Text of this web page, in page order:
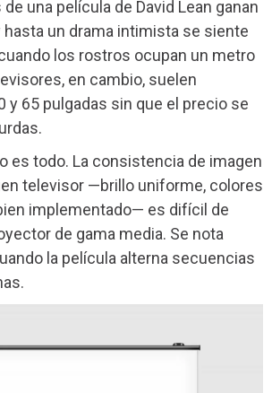
una película de David Lean ganan
hasta un drama intimista se siente
los rostros ocupan un metro
en cambio, suelen
y 65 pulgadas sin que el precio se
es todo. La consistencia de imagen
televisor —brillo uniforme, colores
implementado— es difícil de
de gama media. Se nota
la película alterna secuencias